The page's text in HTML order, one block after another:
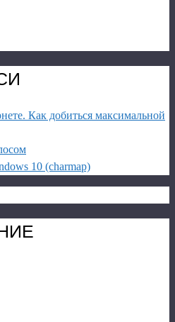
Как добиться максимальной
10 (charmap)